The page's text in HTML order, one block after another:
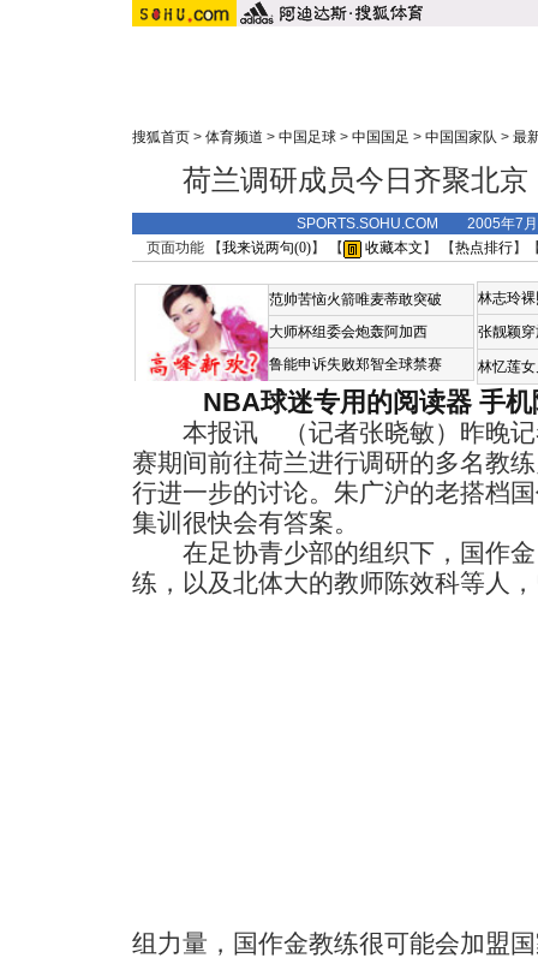
搜狐首页 > 体育频道 > 中国足球 > 中国国足 > 中国国家队 > 最
荷兰调研成员今日齐聚北
SPORTS.SOHU.COM 2005年7
页面功能 【我来说两句(0)】 【 收藏本文 】 【热点排行】
范帅苦恼火箭唯麦蒂敢突破
大师杯组委会炮轰阿加西
鲁能申诉失败郑智全球禁赛
林志玲
张靓颖
林忆莲
NBA球迷专用的阅读器 手
本报讯 （记者张晓敏）昨晚记
赛期间前往荷兰进行调研的多名教
行进一步的讨论。朱广沪的老搭档
集训很快会有答案。
在足协青少部的组织下，国作金
练，以及北体大的教师陈效科等人
组力量，国作金教练很可能会加盟